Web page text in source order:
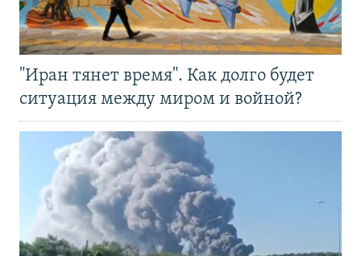
"Иран тянет время". Как долго будет
ситуация между миром и войной?